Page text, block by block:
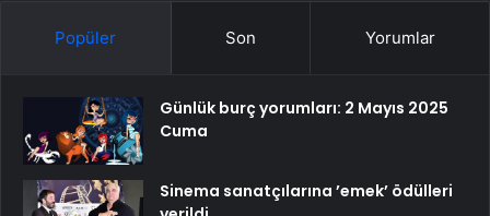
Popüler Son Yorumlar
Günlük burç yorumları: 2 Mayıs 2025
Cuma
Sinema sanatçılarına ’emek’ ödülleri